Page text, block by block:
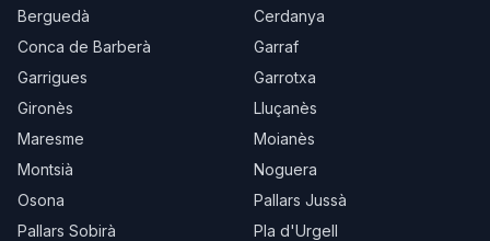
Berguedà
Cerdanya
Conca de Barberà
Garraf
Garrigues
Garrotxa
Gironès
Lluçanès
Maresme
Moianès
Montsià
Noguera
Osona
Pallars Jussà
Pallars Sobirà
Pla d'Urgell